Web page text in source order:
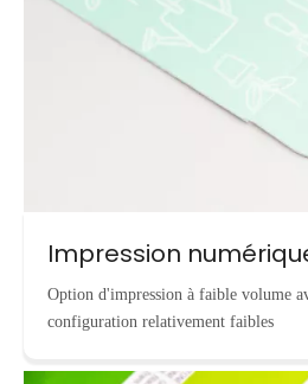
Impression
Option d'impression à faible volume
configuration relativement faibles